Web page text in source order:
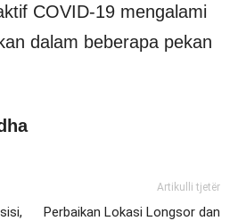
COVID-19 mengalami
dalam beberapa pekan
Artikulli tjetër
Perbaikan Lokasi Longsor dan